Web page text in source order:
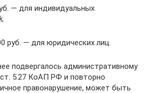
— для индивидуальных
руб. — для юридических лиц.
подвергалось административному
5.27 КоАП РФ и повторно
правонарушение, может быть